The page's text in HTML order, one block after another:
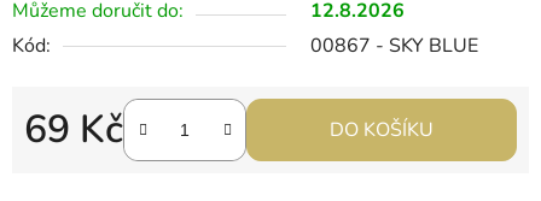
Můžeme doručit do:
12.8.2026
Kód:
00867 - SKY BLUE
69 Kč DO KOŠÍKU